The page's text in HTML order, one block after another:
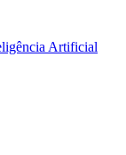
Artificial